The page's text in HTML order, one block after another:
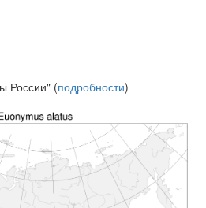
России" (подробности)